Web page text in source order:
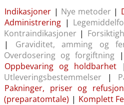
Indikasjoner | Nye metoder|
Administrering |
Kontraindikasjoner |
| Graviditet, amming og
Overdosering og forgiftning|
Oppbevaring og holdbarhet
Utleveringsbestemmelser |
Pakninger, priser og refusjon
(preparatomtale) | Komplett